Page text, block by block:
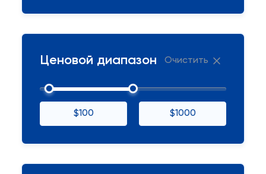
Ценовой диапазон Очистить
$100 $1000